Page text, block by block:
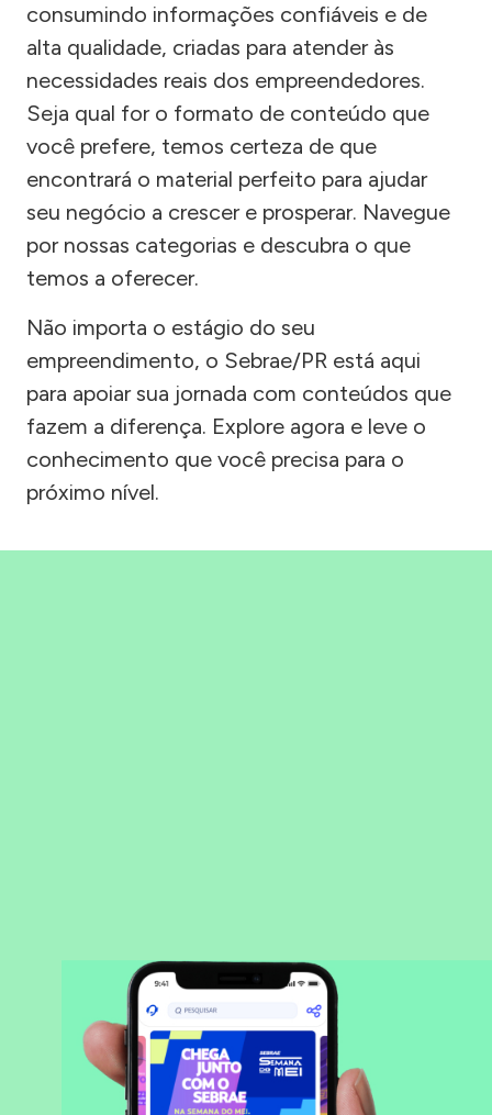
consumindo informações confiáveis e de
alta qualidade, criadas para atender às
necessidades reais dos empreendedores.
Seja qual for o formato de conteúdo que
você prefere, temos certeza de que
encontrará o material perfeito para ajudar
seu negócio a crescer e prosperar. Navegue
por nossas categorias e descubra o que
temos a oferecer.
Não importa o estágio do seu
empreendimento, o Sebrae/PR está aqui
para apoiar sua jornada com conteúdos que
fazem a diferença. Explore agora e leve o
conhecimento que você precisa para o
próximo nível.